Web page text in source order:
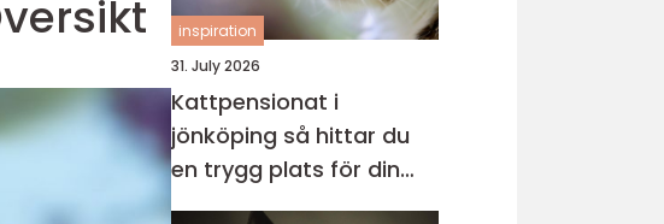
inspiration
31. July 2026
Kattpensionat i
jönköping så hittar du
en trygg plats för din
katt